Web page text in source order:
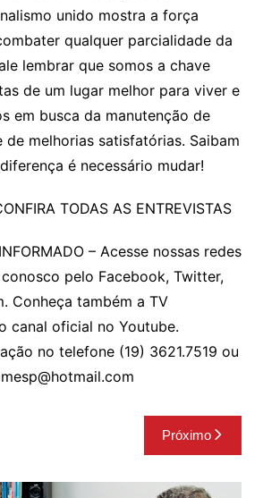
unido mostra a força
qualquer parcialidade da
lembrar que somos a chave
de um lugar melhor para viver e
em busca da manutenção de
de melhorias satisfatórias. Saibam
é necessário mudar!
TODAS AS ENTREVISTAS
– Acesse nossas redes
pelo Facebook, Twitter,
Conheça também a TV
canal oficial no Youtube.
no telefone (19) 3621.7519 ou
Próximo